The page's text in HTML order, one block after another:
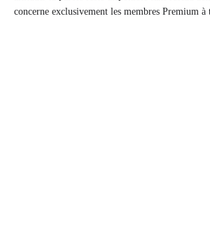
concerne exclusivement les membres Premium à